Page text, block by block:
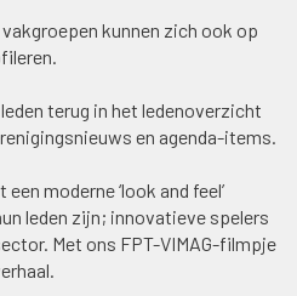
kunnen zich ook op
terug in het ledenoverzicht
en agenda-items.
moderne ‘look and feel’
leden zijn; innovatieve spelers
Met ons FPT-VIMAG-filmpje